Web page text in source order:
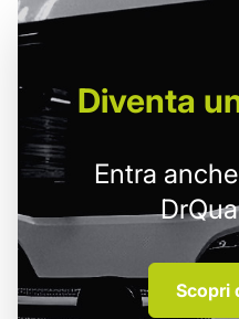
Diventa
Entra
Scopri